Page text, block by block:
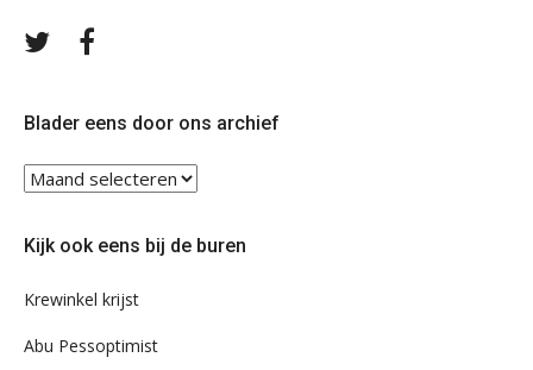
Volg
Blader eens door ons archief
Blader
eens
ons
Kijk ook eens bij de buren
Krewinkel krijst
Abu Pessoptimist